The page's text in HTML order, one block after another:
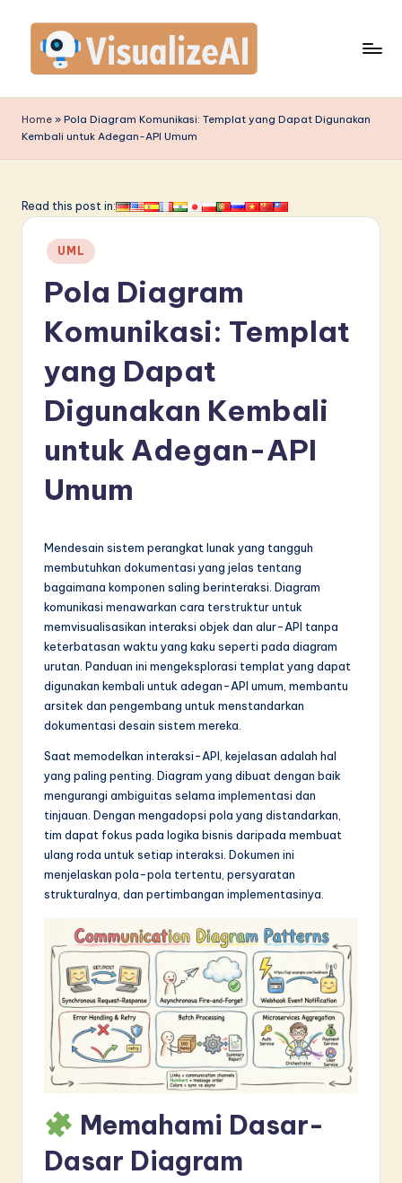
content
is
u
li
A
L
in
A
Home » Pola Diagram Komunikasi: Templat yang Dapat Digunakan
Kembali untuk Adegan-API Umum
Read this post in:
Posted
in
UML
Pola Diagram
Komunikasi: Templat
yang Dapat
Digunakan Kembali
untuk Adegan-API
Umum
Mendesain sistem perangkat lunak yang tangguh
membutuhkan dokumentasi yang jelas tentang
bagaimana komponen saling berinteraksi. Diagram
komunikasi menawarkan cara terstruktur untuk
memvisualisasikan interaksi objek dan alur-API tanpa
keterbatasan waktu yang kaku seperti pada diagram
urutan. Panduan ini mengeksplorasi templat yang dapat
digunakan kembali untuk adegan-API umum, membantu
arsitek dan pengembang untuk menstandarkan
dokumentasi desain sistem mereka.
Saat memodelkan interaksi-API, kejelasan adalah hal
yang paling penting. Diagram yang dibuat dengan baik
mengurangi ambiguitas selama implementasi dan
tinjauan. Dengan mengadopsi pola yang distandarkan,
tim dapat fokus pada logika bisnis daripada membuat
ulang roda untuk setiap interaksi. Dokumen ini
menjelaskan pola-pola tertentu, persyaratan
strukturalnya, dan pertimbangan implementasinya.
Memahami Dasar-
Dasar Diagram